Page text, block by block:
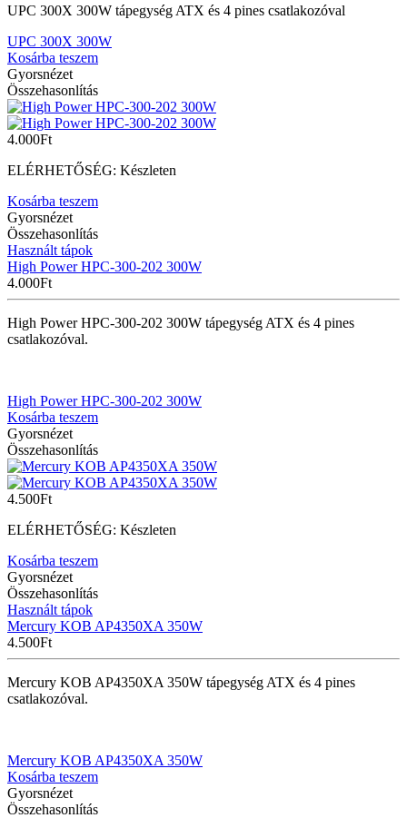
UPC 300X 300W tápegység ATX és 4 pines csatlakozóval
UPC 300X 300W
Kosárba teszem
Gyorsnézet
Összehasonlítás
4.000Ft
ELÉRHETŐSÉG: Készleten
Kosárba teszem
Gyorsnézet
Összehasonlítás
Használt tápok
High Power HPC-300-202 300W
4.000Ft
High Power HPC-300-202 300W tápegység ATX és 4 pines
csatlakozóval.
High Power HPC-300-202 300W
Kosárba teszem
Gyorsnézet
Összehasonlítás
4.500Ft
ELÉRHETŐSÉG: Készleten
Kosárba teszem
Gyorsnézet
Összehasonlítás
Használt tápok
Mercury KOB AP4350XA 350W
4.500Ft
Mercury KOB AP4350XA 350W tápegység ATX és 4 pines
csatlakozóval.
Mercury KOB AP4350XA 350W
Kosárba teszem
Gyorsnézet
Összehasonlítás